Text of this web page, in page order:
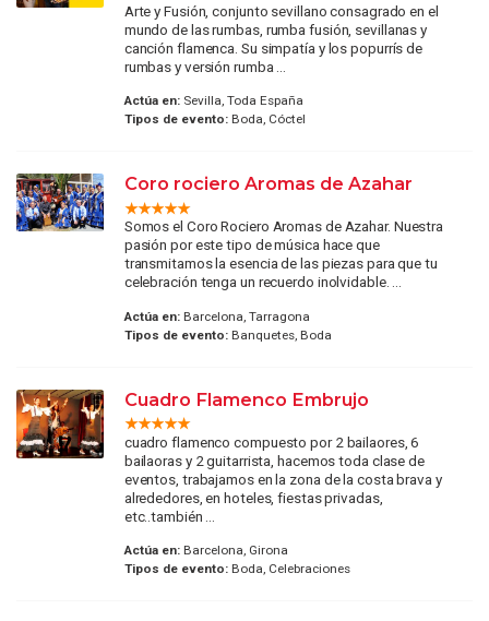
Arte y Fusión, conjunto sevillano consagrado en el
mundo de las rumbas, rumba fusión, sevillanas y
canción flamenca. Su simpatía y los popurrís de
rumbas y versión rumba ...
Actúa en:Sevilla, Toda España
Tipos de evento:Boda, Cóctel
Coro rociero Aromas de Azahar
Somos el Coro Rociero Aromas de Azahar. Nuestra
pasión por este tipo de música hace que
transmitamos la esencia de las piezas para que tu
celebración tenga un recuerdo inolvidable. ...
Actúa en:Barcelona, Tarragona
Tipos de evento:Banquetes, Boda
Cuadro Flamenco Embrujo
cuadro flamenco compuesto por 2 bailaores, 6
bailaoras y 2 guitarrista, hacemos toda clase de
eventos, trabajamos en la zona de la costa brava y
alrededores, en hoteles, fiestas privadas,
etc..también ...
Actúa en:Barcelona, Girona
Tipos de evento:Boda, Celebraciones